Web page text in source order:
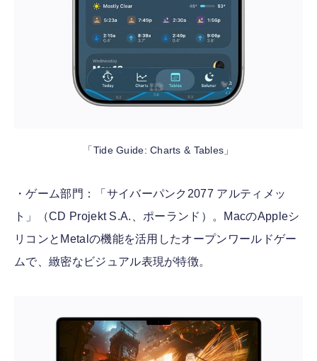
「Tide Guide: Charts & Tables」
・ゲーム部門：「サイバーパンク2077 アルティメッ
ト」（CD Projekt S.A.、ポーランド）。MacのAppleシ
リコンとMetalの機能を活用したオープンワールドゲー
ムで、緻密なビジュアル表現が特徴。